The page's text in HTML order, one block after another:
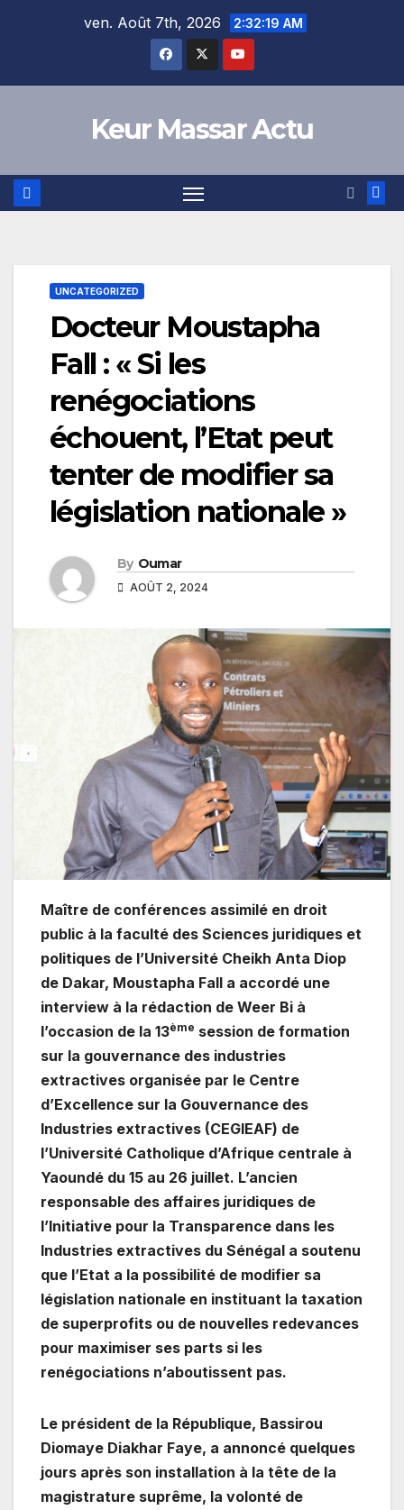
ven. Août 7th, 2026 2:32:20 AM
Keur Massar Actu
UNCATEGORIZED
Docteur Moustapha
Fall : « Si les
renégociations
échouent, l’Etat peut
tenter de modifier sa
législation nationale »
By Oumar
AOÛT 2, 2024
Maître de conférences assimilé en droit
public à la faculté des Sciences juridiques et
politiques de l’Université Cheikh Anta Diop
de Dakar, Moustapha Fall a accordé une
interview à la rédaction de Weer Bi à
l’occasion de la 13ème session de formation
sur la gouvernance des industries
extractives organisée par le Centre
d’Excellence sur la Gouvernance des
Industries extractives (CEGIEAF) de
l’Université Catholique d’Afrique centrale à
Yaoundé du 15 au 26 juillet. L’ancien
responsable des affaires juridiques de
l’Initiative pour la Transparence dans les
Industries extractives du Sénégal a soutenu
que l’Etat a la possibilité de modifier sa
législation nationale en instituant la taxation
de superprofits ou de nouvelles redevances
pour maximiser ses parts si les
renégociations n’aboutissent pas.
Le président de la République, Bassirou
Diomaye Diakhar Faye, a annoncé quelques
jours après son installation à la tête de la
magistrature suprême, la volonté de